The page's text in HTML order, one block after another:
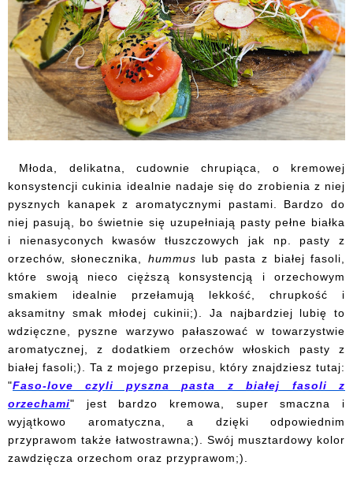
Młoda, delikatna, cudownie chrupiąca, o kremowej
konsystencji cukinia idealnie nadaje się do zrobienia z niej
pysznych kanapek z aromatycznymi pastami. Bardzo do
niej pasują, bo świetnie się uzupełniają pasty pełne białka
i nienasyconych kwasów tłuszczowych jak np. pasty z
orzechów, słonecznika, hummus lub pasta z białej fasoli,
które swoją nieco cięższą konsystencją i orzechowym
smakiem idealnie przełamują lekkość, chrupkość i
aksamitny smak młodej cukinii;). Ja najbardziej lubię to
wdzięczne, pyszne warzywo pałaszować w towarzystwie
aromatycznej, z dodatkiem orzechów włoskich pasty z
białej fasoli;). Ta z mojego przepisu, który znajdziesz tutaj:
"Faso-love czyli pyszna pasta z białej fasoli z
orzechami" jest bardzo kremowa, super smaczna i
wyjątkowo aromatyczna, a dzięki odpowiednim
przyprawom także łatwostrawna;). Swój musztardowy kolor
zawdzięcza orzechom oraz przyprawom;).